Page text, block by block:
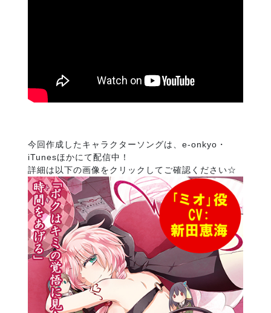
今回作成したキャラクターソングは、e-onkyo・
iTunesほかにて配信中！
詳細は以下の画像をクリックしてご確認ください☆